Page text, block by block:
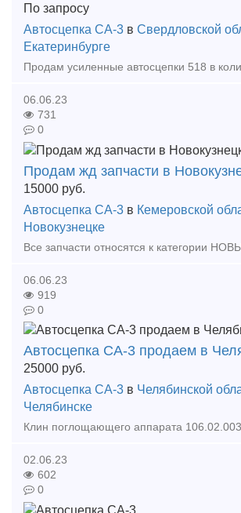
По запросу
Автосцепка СА-3 в Свердловской
Екатеринбурге
06.06.23
731
0
Продам жд запчасти в
15000 руб.
Автосцепка СА-3 в Кемеровской
Новокузнецке
06.06.23
919
0
Автосцепка СА-3 продаем в
25000 руб.
Автосцепка СА-3 в Челябинской
Челябинске
02.06.23
602
0